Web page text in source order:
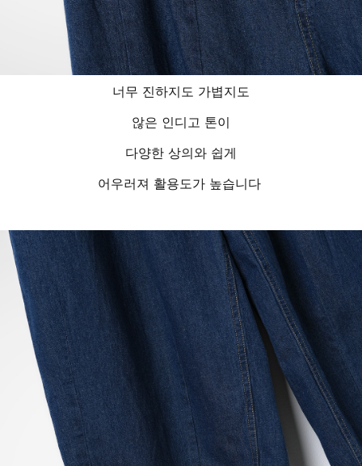
너무 진하지도 가볍지도
않은 인디고 톤이
다양한 상의와 쉽게
어우러져 활용도가 높습니다